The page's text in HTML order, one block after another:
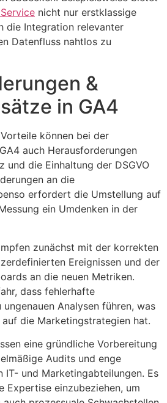
nicht nur erstklassige
die Integration relevanter
Datenfluss nahtlos zu
&
in GA4
können bei der
auch Herausforderungen
und die Einhaltung der DSGVO
an die
erfordert die Umstellung auf
ein Umdenken in der
zunächst mit der korrekten
Ereignissen und der
an die neuen Metriken.
dass fehlerhafte
Analysen führen, was
die Marketingstrategien hat.
eine gründliche Vorbereitung
Audits und enge
IT- und Marketingabteilungen. Es
Expertise einzubeziehen, um